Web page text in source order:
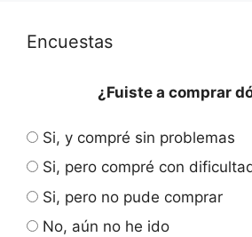
Encuestas
¿Fuiste a comprar
Si, y compré sin problemas
Si, pero compré con
Si, pero no pude comprar
No, aún no he ido